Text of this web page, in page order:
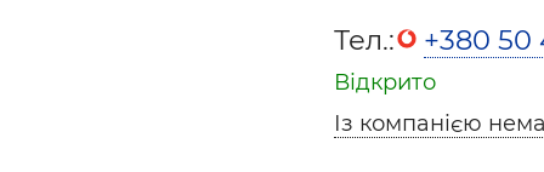
Тел.: +380 50
Відкрито
Із компанією